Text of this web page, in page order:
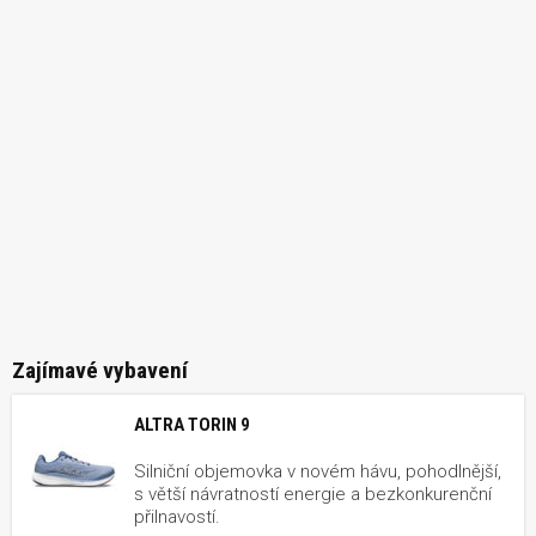
Zajímavé vybavení
ALTRA TORIN 9
Silniční objemovka v novém hávu, pohodlnější,
s větší návratností energie a bezkonkurenční
přilnavostí.